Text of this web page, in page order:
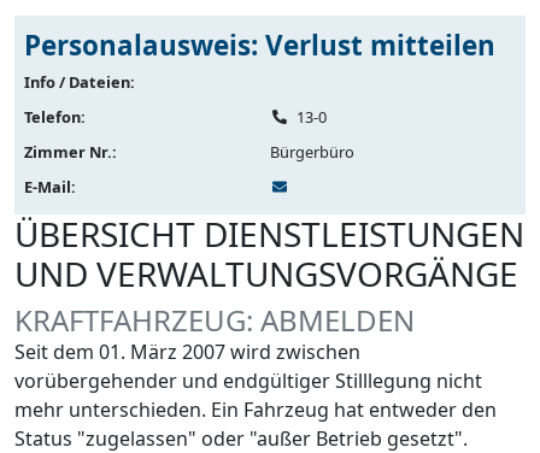
Personalausweis: Verlust mitteilen
Info / Dateien:
Telefon:
13-0
Zimmer Nr.:
Bürgerbüro
E-Mail:
ÜBERSICHT DIENSTLEISTUNGEN
UND VERWALTUNGSVORGÄNGE
KRAFTFAHRZEUG: ABMELDEN
Seit dem 01. März 2007 wird zwischen
vorübergehender und endgültiger Stilllegung nicht
mehr unterschieden. Ein Fahrzeug hat entweder den
Status "zugelassen" oder "außer Betrieb gesetzt".